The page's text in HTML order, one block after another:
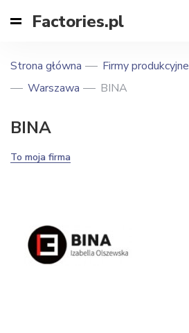
Factories.pl
Strona główna Firmy produkcyjne
Warszawa
BINA
BINA
To moja firma